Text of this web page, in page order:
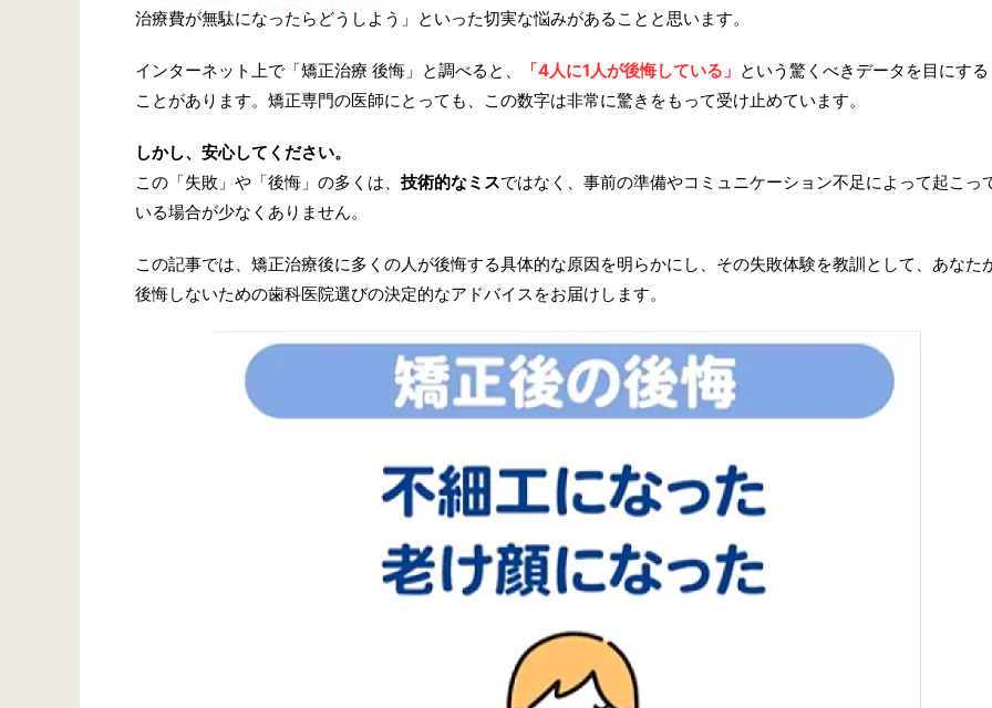
治療費が無駄になったらどうしよう」といった切実な悩みがあることと思います。
インターネット上で「矯正治療 後悔」と調べると、 「4人に1人が後悔している」 という驚くべきデータを目にする
ことがあります。矯正専門の医師にとっても、この数字は非常に驚きをもって受け止めています。
しかし、安心してください。
この「失敗」や「後悔」の多くは、 技術的なミスではなく、事前の準備やコミュニケーション不足によって起こっ
いる場合が少なくありません。
この記事では、矯正治療後に多くの人が後悔する具体的な原因を明らかにし、その失敗体験を教訓として、あなた
後悔しないための歯科医院選びの決定的なアドバイスをお届けします。